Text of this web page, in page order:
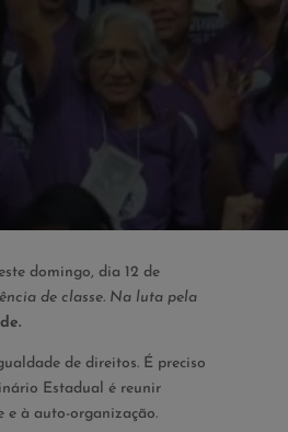
domingo, dia 12 de
de classe. Na luta pela
de direitos. É preciso
Estadual é reunir
e à auto-organização.